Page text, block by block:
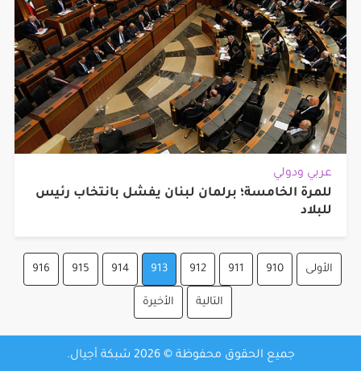
عربي ودولي
للمرة الخامسة؛ برلمان لبنان يفشل بانتخاب رئيس
للبلاد
الأولى 910
911
912
913
914
915
916
التالية الأخيرة
جميع الحقوق محفوظة © 2026 شبكة أجيال.